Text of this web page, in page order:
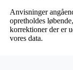
Anvisninger
opretholdes
korrektioner der er
vores data.